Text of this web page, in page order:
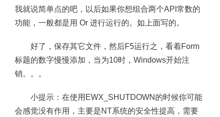
我就说简单点的吧，以后如果你想组合两个API常数的
功能，一般都是用 Or 进行运行的。如上面写的。
好了，保存其它文件，然后F5运行之，看着Form
标题的数字慢慢添加，当为10时，Windows开始注
销。。。
小提示：在使用EWX_SHUTDOWN的时候你可能
会感觉没有作用，主要是NT系统的安全性提高，需要